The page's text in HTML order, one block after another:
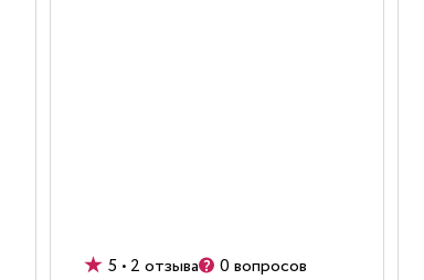
5 • 2 отзыва 0 вопросов